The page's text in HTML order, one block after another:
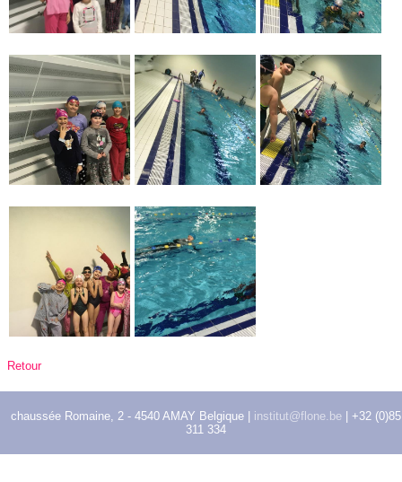
Retour
chaussée Romaine, 2 - 4540 AMAY Belgique | institut@flone.be| +32 (0)85
311 334